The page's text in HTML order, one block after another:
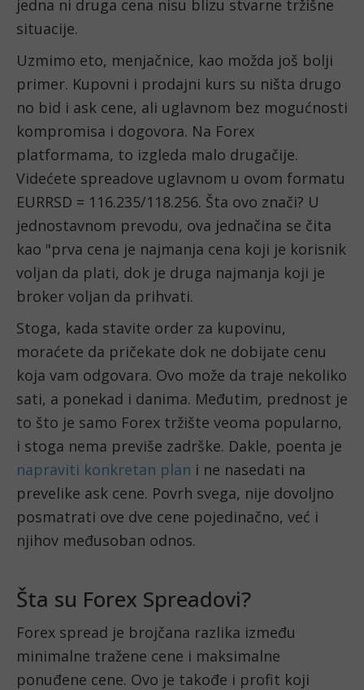
jedna ni druga cena nisu blizu stvarne tržišne
situacije.
Uzmimo eto, menjačnice, kao možda još bolji
primer. Kupovni i prodajni kurs su ništa drugo
no bid i ask cene, ali uglavnom bez mogućnosti
kompromisa i dogovora. Na Forex
platformama, to izgleda malo drugačije.
Videćete spreadove uglavnom u ovom formatu
EURRSD = 116.235/118.256. Šta ovo znači? U
jednostavnom prevodu, ova jednačina se čita
kao "prva cena je najmanja cena koji je korisnik
voljan da plati, dok je druga najmanja koji je
broker voljan da prihvati.
Stoga, kada stavite order za kupovinu,
moraćete da pričekate dok ne dobijate cenu
koja vam odgovara. Ovo može da traje nekoliko
sati, a ponekad i danima. Međutim, prednost je
to što je samo Forex tržište veoma popularno,
napraviti konkretan plan i ne nasedati na
prevelike ask cene. Povrh svega, nije dovoljno
posmatrati ove dve cene pojedinačno, već i
njihov međusoban odnos.
Šta su Forex Spreadovi?
Forex spread je brojčana razlika između
minimalne tražene cene i maksimalne
ponuđene cene. Ovo je takođe i profit koji